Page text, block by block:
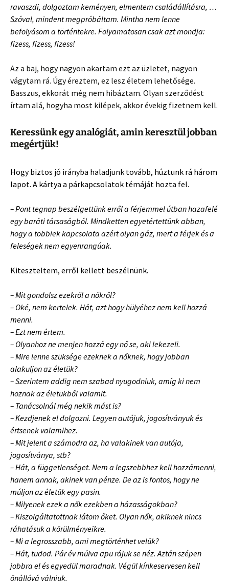
ravaszdi, dolgoztam keményen, elmentem családállításra, …
Szóval, mindent megpróbáltam. Mintha nem lenne
befolyásom a történtekre. Folyamatosan csak azt mondja:
fizess, fizess, fizess!
Az a baj, hogy nagyon akartam ezt az üzletet, nagyon
vágytam rá. Úgy éreztem, ez lesz életem lehetősége.
Basszus, ekkorát még nem hibáztam. Olyan szerződést
írtam alá, hogyha most kilépek, akkor évekig fizetnem kell.
Keressünk egy analógiát, amin keresztül jobban
megértjük!
Hogy biztos jó irányba haladjunk tovább, húztunk rá három
lapot. A kártya a párkapcsolatok témáját hozta fel.
– Pont tegnap beszélgettünk erről a férjemmel útban hazafelé
egy baráti társaságból. Mindketten egyetértettünk abban,
hogy a többiek kapcsolata azért olyan gáz, mert a férjek és a
feleségek nem egyenrangúak.
Kiteszteltem, erről kellett beszélnünk.
– Mit gondolsz ezekről a nőkről?
– Oké, nem kertelek. Hát, azt hogy hülyéhez nem kell hozzá
menni.
– Ezt nem értem.
– Olyanhoz ne menjen hozzá egy nő se, aki lekezeli.
– Mire lenne szüksége ezeknek a nőknek, hogy jobban
alakuljon az életük?
– Szerintem addig nem szabad nyugodniuk, amíg ki nem
hoznak az életükből valamit.
– Tanácsolnál még nekik mást is?
– Kezdjenek el dolgozni. Legyen autójuk, jogosítványuk és
értsenek valamihez.
– Mit jelent a számodra az, ha valakinek van autója,
jogosítványa, stb?
– Hát, a függetlenséget. Nem a legszebbhez kell hozzámenni,
hanem annak, akinek van pénze. De az is fontos, hogy ne
múljon az életük egy pasin.
– Milyenek ezek a nők ezekben a házasságokban?
– Kiszolgáltatottnak látom őket. Olyan nők, akiknek nincs
ráhatásuk a körülményeikre.
– Mi a legrosszabb, ami megtörténhet velük?
– Hát, tudod. Pár év múlva apu rájuk se néz. Aztán szépen
jobbra el és egyedül maradnak. Végül kínkeservesen kell
önállóvá válniuk.